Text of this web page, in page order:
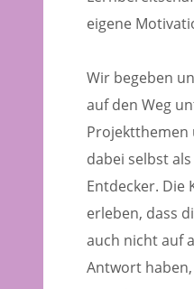
eigene
Wir begeben
auf den Weg
Projektthemen
dabei selbst
Entdecker. Die
erleben, dass
auch nicht auf
Antwort